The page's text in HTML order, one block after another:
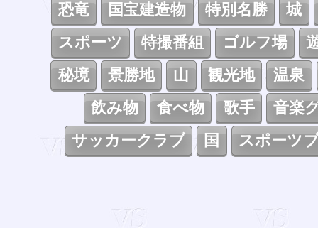
恐竜
国宝建造物 特別名勝
城
スポーツ
特撮番組 ゴルフ場
秘境
景勝地 山 観光地
温泉
飲み物
食べ物 歌手
音楽
サッカークラブ
国 スポーツ